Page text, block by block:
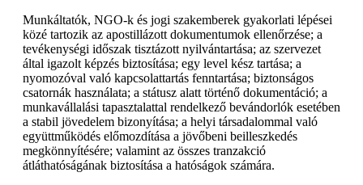
Munkáltatók, NGO-k és jogi szakemberek gyakorlati lépései
közé tartozik az apostillázott dokumentumok ellenőrzése; a
tevékenységi időszak tisztázott nyilvántartása; az szervezet
által igazolt képzés biztosítása; egy level kész tartása; a
nyomozóval való kapcsolattartás fenntartása; biztonságos
csatornák használata; a státusz alatt történő dokumentáció; a
munkavállalási tapasztalattal rendelkező bevándorlók esetében
a stabil jövedelem bizonyítása; a helyi társadalommal való
együttműködés előmozdítása a jövőbeni beilleszkedés
megkönnyítésére; valamint az összes tranzakció
átláthatóságának biztosítása a hatóságok számára.